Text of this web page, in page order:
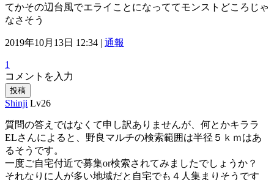
てかその辺台風でエライことになっててモンストどころじゃ
なさそう
2019年10月13日 12:34 | 通報
1
コメントを入力
投稿
Shinji Lv26
質問の答えではなくて申し訳ありませんが、何とかキララ
ELさんによると、野良マルチの検索範囲は半径５ｋｍはあ
るそうです。
一度ご自宅付近で募集or検索されてみましたでしょうか？
それなりに人が多い地域だと自宅でも４人集まりそうです